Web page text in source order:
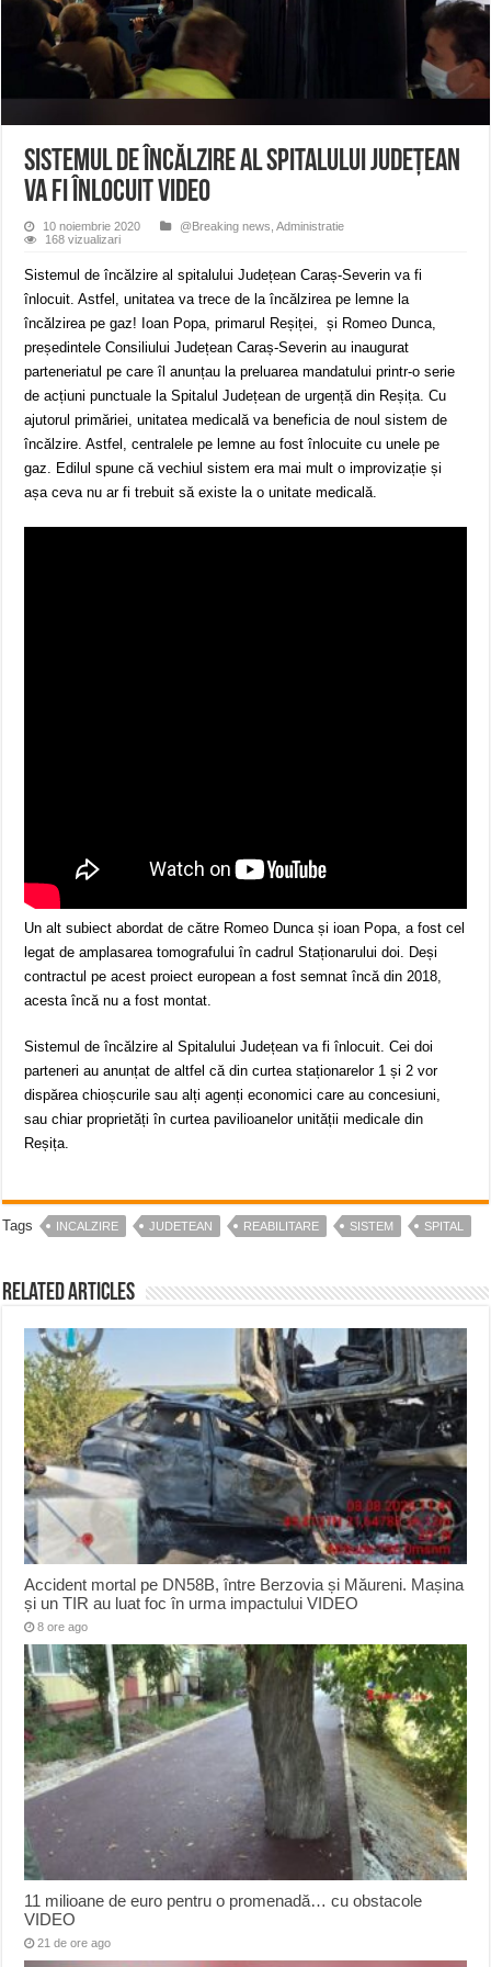
ANUNȚ OPRIRE APĂ în Reșița – avarie – 04.08.2026 – str. Văliugului și
ANUNŢ OPRIRE APĂ în CARANSEBEȘ – 04.08.2026 – avarie – Calea
Sistemul de încălzire al Spitalului Județean
va fi înlocuit VIDEO
10 noiembrie 2020 @Breaking news ,Administratie
168 vizualizari
Sistemul de încălzire al spitalului Județean Caraș-Severin va fi
înlocuit. Astfel, unitatea va trece de la încălzirea pe lemne la
încălzirea pe gaz! Ioan Popa, primarul Reșiței, și Romeo Dunca,
președintele Consiliului Județean Caraș-Severin au inaugurat
parteneriatul pe care îl anunțau la preluarea mandatului printr-o serie
de acțiuni punctuale la Spitalul Județean de urgență din Reșița. Cu
ajutorul primăriei, unitatea medicală va beneficia de noul sistem de
încălzire. Astfel, centralele pe lemne au fost înlocuite cu unele pe
gaz. Edilul spune că vechiul sistem era mai mult o improvizație și
așa ceva nu ar fi trebuit să existe la o unitate medicală.
Un alt subiect abordat de către Romeo Dunca și ioan Popa, a fost cel
legat de amplasarea tomografului în cadrul Staționarului doi. Deși
contractul pe acest proiect european a fost semnat încă din 2018,
acesta încă nu a fost montat.
Sistemul de încălzire al Spitalului Județean va fi înlocuit. Cei doi
parteneri au anunțat de altfel că din curtea staționarelor 1 și 2 vor
dispărea chioșcurile sau alți agenți economici care au concesiuni,
sau chiar proprietăți în curtea pavilioanelor unității medicale din
Reșița.
Tags INCALZIRE JUDETEAN REABILITARE SISTEM SPITAL
Related Articles
Accident mortal pe DN58B, între Berzovia și Măureni. Mașina
și un TIR au luat foc în urma impactului VIDEO
8 ore ago
11 milioane de euro pentru o promenadă… cu obstacole
VIDEO
21 de ore ago